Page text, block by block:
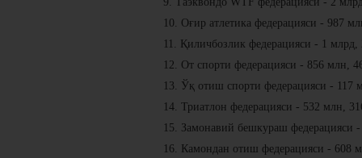
10. Оғир атлетика федерацияси - 987
11. Қиличбозлик федерацияси - 1
12. От спорти федерацияси - 856 млн,
13. Ўқ отиш спорти федерацияси - 117
14. Триатлон федерацияси - 532 млн,
15. Замонавий бешкураш
16. Камондан отиш федерацияси - 608